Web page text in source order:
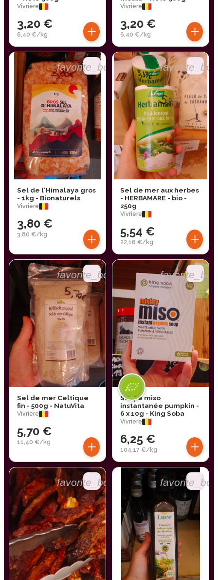
Vivrière
3,20 €
6,40 €/kg +
Vivrière
3,20 €
6,40 €/kg +
favorite_border
Sel de l'Himalaya gros
- 1kg - Bionaturels
Vivrière
3,80 €
3,80 €/kg +
Sel de mer aux herbes
- HERBAMARE - bio -
250g
Vivrière
5,54 €
22,16 €/kg +
favorite_border
Sel de mer Celtique
fin - 500g - NatuVita
Vivrière
5,70 €
11,40 €/kg +
Soupe miso
instantanée pumpkin -
6 x 10g - King Soba
Vivrière
6,25 €
104,17 €/kg +
favorite_border